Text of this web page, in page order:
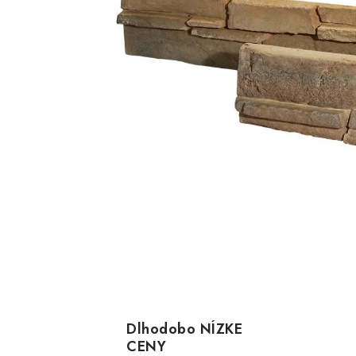
Dlhodobo NÍZKE
CENY